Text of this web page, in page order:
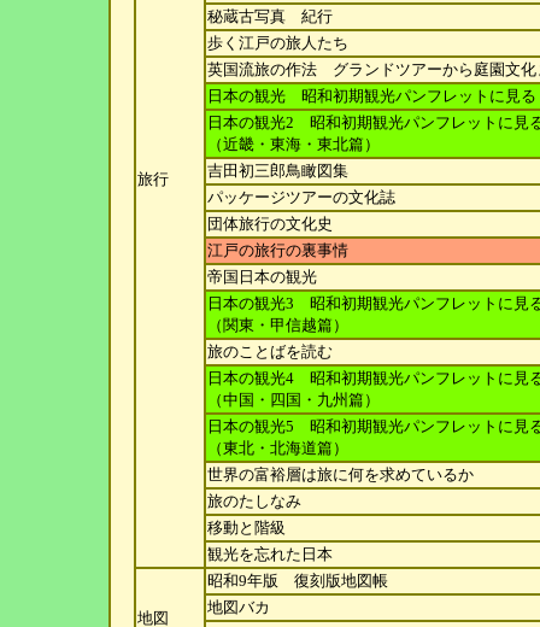
旅行
秘蔵古写真 紀行
歩く江戸の旅人たち
英国流旅の作法 グランドツアーから庭園文化
日本の観光 昭和初期観光パンフレットに見る
日本の観光2 昭和初期観光パンフレットに見
（近畿・東海・東北篇）
吉田初三郎鳥瞰図集
パッケージツアーの文化誌
団体旅行の文化史
江戸の旅行の裏事情
帝国日本の観光
日本の観光3 昭和初期観光パンフレットに見
（関東・甲信越篇）
旅のことばを読む
日本の観光4 昭和初期観光パンフレットに見
（中 国・四国・九州篇）
日本の観光5 昭和初期観光パンフレットに見
（東北・北海道篇）
世界の富裕層は旅に何を求めているか
旅のたしなみ
移動と階級
観光を忘れた日本
地図
昭和9年版 復刻版地図帳
地図バカ